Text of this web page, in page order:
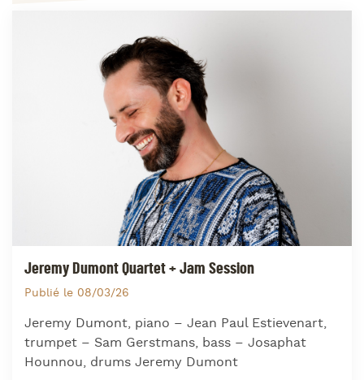
Jeremy Dumont Quartet + Jam Session
Publié le 08/03/26
Jeremy Dumont, piano – Jean Paul Estievenart,
trumpet – Sam Gerstmans, bass – Josaphat
Hounnou, drums Jeremy Dumont